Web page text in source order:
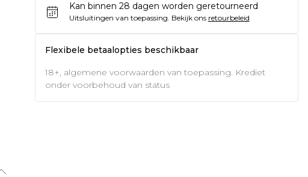
Kan binnen 28 dagen worden geretourneerd
Uitsluitingen van toepassing. Bekijk ons retourbeleid
Flexibele betaalopties beschikbaar
18+, algemene voorwaarden van toepassing. Krediet
onder voorbehoud van status